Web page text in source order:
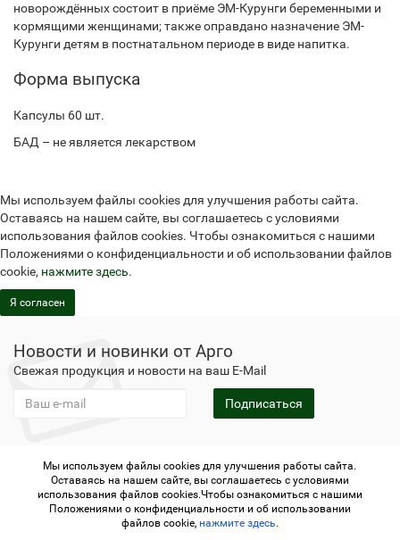
новорождённых состоит в приёме ЭМ-Курунги беременными и
кормящими женщинами; также оправдано назначение ЭМ-
Курунги детям в постнатальном периоде в виде напитка.
Форма выпуска
Капсулы 60 шт.
БАД – не является лекарством
Мы используем файлы cookies для улучшения работы сайта.
Оставаясь на нашем сайте, вы соглашаетесь с условиями
использования файлов cookies. Чтобы ознакомиться с нашими
Положениями о конфиденциальности и об использовании файлов
cookie, нажмите здесь.
Я согласен
Новости и новинки от Арго
Свежая продукция и новости на ваш E-Mail
Подписаться
Не является публичной офертой
Политика
конфиденциальности
Не является публичной офертой
Политика конфиденциальности
Регистрация в Арго
Мы используем файлы cookies для улучшения работы сайта.
Оставаясь на нашем сайте, вы соглашаетесь с условиями
использования файлов cookies.Чтобы ознакомиться с нашими
Положениями о конфиденциальности и об использовании
файлов cookie, нажмите здесь.